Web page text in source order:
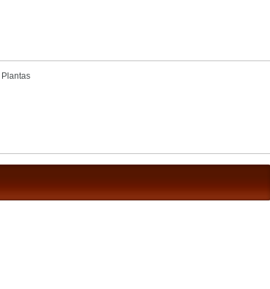
Plantas